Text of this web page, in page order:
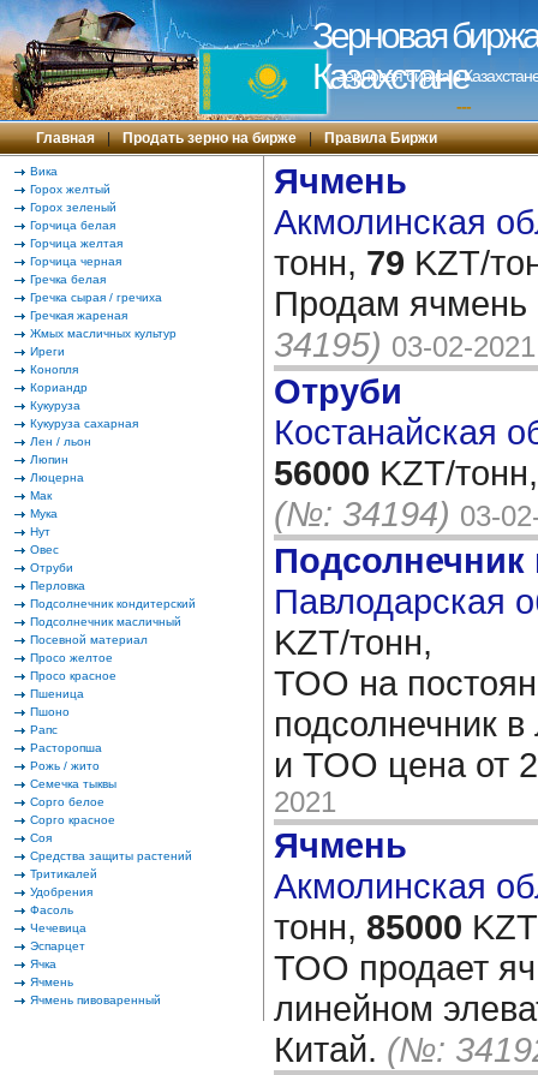
Зерновая
Казахстане
Зерновая биржа в
---
Главная | Продать зерно на бирже | Правила Биржи
Вика
Горох желтый
Горох зеленый
Горчица белая
Горчица желтая
Горчица черная
Гречка белая
Гречка сырая / гречиха
Гречкая жареная
Жмых масличных культур
Иреги
Конопля
Кориандр
Кукуруза
Кукуруза сахарная
Лен / льон
Люпин
Люцерна
Мак
Мука
Нут
Овес
Отруби
Перловка
Подсолнечник кондитерский
Подсолнечник масличный
Посевной материал
Просо желтое
Просо красное
Пшеница
Пшоно
Рапс
Расторопша
Рожь / жито
Семечка тыквы
Сорго белое
Сорго красное
Соя
Средства защиты растений
Тритикалей
Удобрения
Фасоль
Чечевица
Эспарцет
Ячка
Ячмень
Ячмень пивоваренный
Ячмень
Акмолинская
тонн, 79 KZT/
Продам ячмень
34195) 03-02-2021
Отруби
Костанайская
56000 KZT/тонн,
(№: 34194) 03-
Павлодарская
KZT/тонн,
ТОО на
подсолнечник
и ТОО цена от
2021
Ячмень
Акмолинская
тонн, 85000
ТОО продает
линейном
Китай. (№: